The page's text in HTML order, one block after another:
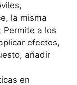
la misma⁣
Permite‍ a los
efectos,
añadir
en